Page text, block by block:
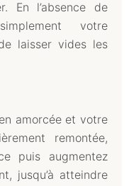
En l’absence de
votre
laisser vides les
amorcée et votre
remontée,
puis augmentez
jusqu’à atteindre